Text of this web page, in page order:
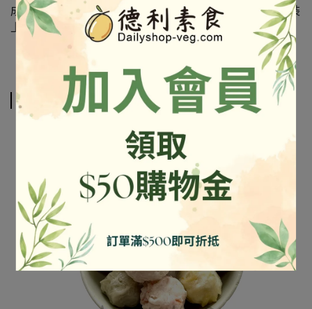
成份及營養標示如圖所示，若與圖片有差異時，以實際包裝
上標示為準
相關商品